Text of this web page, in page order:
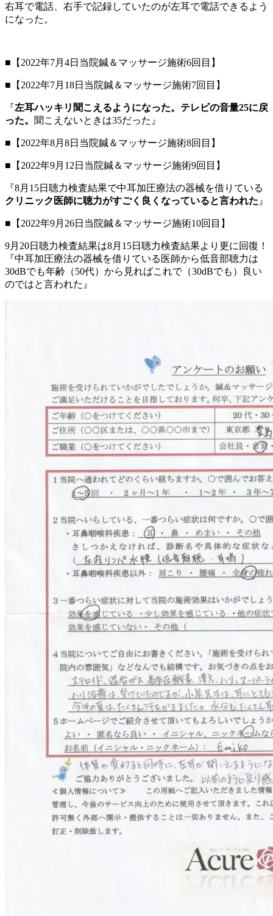
右耳で電話、右手で記録していたのが左耳で電話できるよう
になった。
■【2022年7月4日当院鍼＆マッサージ施術6回目】
■【2022年7月18日当院鍼＆マッサージ施術7回目】
『左耳ハッキリ聞こえるようになった。テレビの音量25に戻
った。 聞こえないときは35だった』
■【2022年8月8日当院鍼＆マッサージ施術8回目】
■【2022年9月12日当院鍼＆マッサージ施術9回目】
『8月15日聴力検査結果で中耳加圧療法の器械を借りている
クリニック医師に聴力がすごく良くなっていると言われた 』
■【2022年9月26日当院鍼＆マッサージ施術10回目】
9月20日聴力検査結果は8月15日聴力検査結果より更に回復！
『中耳加圧療法の器械を借りている医師から低音部聴力は
30dBでも年齢（50代）から見ればこれで（30dBでも）良い
のではと言われた』